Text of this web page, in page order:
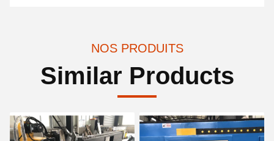
NOS PRODUITS
Similar Products